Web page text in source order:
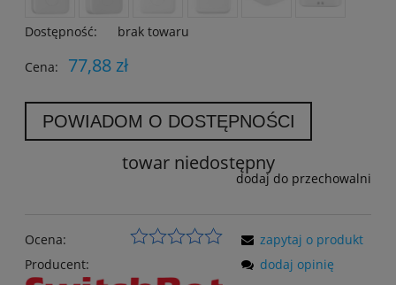
Dostępność: brak towaru
Cena: 77,88 zł
POWIADOM O DOSTĘPNOŚCI
towar niedostępny
dodaj do przechowalni
Ocena:
Producent:
zapytaj o produkt
dodaj opinię